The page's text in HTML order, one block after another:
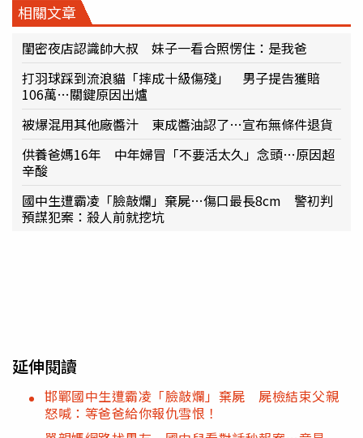
相關文章
閨密夜店認識帥大叔 妹子一看合照愣住：是我爸
打羽球踩到流浪貓「摔成十級傷殘」 男子提告獲賠
106萬…關鍵原因出爐
被爆混用其他廠醬汁 東成醬油認了…宣布無條件退貨
供養爸媽16年 中年婦冒「不要活太久」念頭…原因超
辛酸
國中生遭霸凌「臉敲爛」棄屍…傷口最長8cm 警初判
預謀犯案：殺人前就挖坑
延伸閱讀
邯鄲國中生遭霸凌「臉敲爛」棄屍 屍檢結束父親
怒喊：等爸爸給你報仇雪恨！